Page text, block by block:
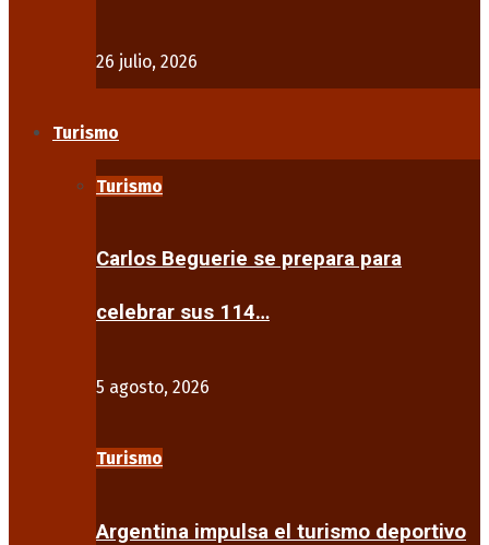
26 julio, 2026
Turismo
Turismo
Carlos Beguerie se prepara para
celebrar sus 114…
5 agosto, 2026
Turismo
Argentina impulsa el turismo deportivo